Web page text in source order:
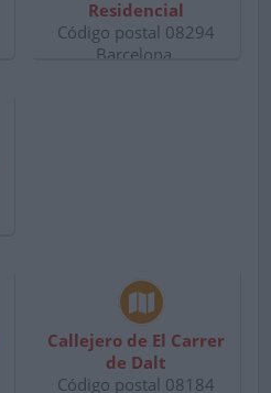
Residencial
Código postal 08294
Barcelona.
Callejero de El Carrer
de Dalt
Código postal 08184